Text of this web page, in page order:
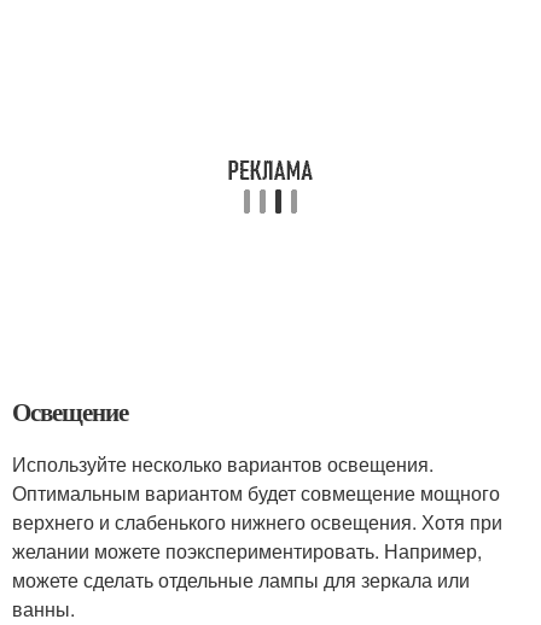
Освещение
Используйте несколько вариантов освещения.
Оптимальным вариантом будет совмещение мощного
верхнего и слабенького нижнего освещения. Хотя при
желании можете поэкспериментировать. Например,
можете сделать отдельные лампы для зеркала или
ванны.